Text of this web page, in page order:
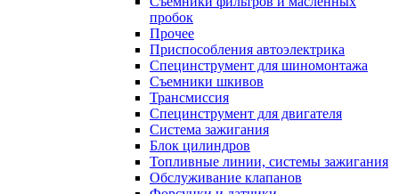
пробок
Прочее
Приспособления автоэлектрика
Специнструмент для шиномонтажа
Съемники шкивов
Трансмиссия
Специнструмент для двигателя
Система зажигания
Блок цилиндров
Топливные линии, системы зажигания
Обслуживание клапанов